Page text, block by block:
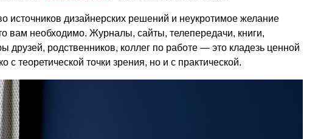
источников дизайнерских решений и неукротимое желание
вам необходимо. Журналы, сайты, телепередачи, книги,
друзей, родственников, коллег по работе — это кладезь ценной
с теоретической точки зрения, но и с практической.